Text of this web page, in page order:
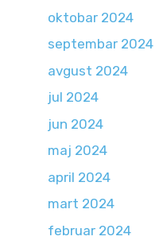
oktobar 2024
septembar 2024
avgust 2024
jul 2024
jun 2024
maj 2024
april 2024
mart 2024
februar 2024